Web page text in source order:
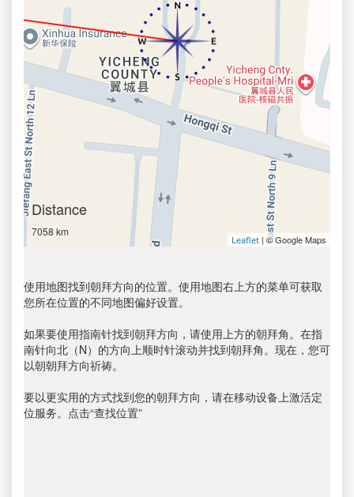
Distance
7058 km
Leaflet | © Google Maps
使用地图找到朝拜方向的位置。使用地图右上方的菜单可获取
您所在位置的不同地图偏好设置。
如果要使用指南针找到朝拜方向，请使用上方的朝拜角。在指
南针向北（N）的方向上顺时针滚动并找到朝拜角。现在，您可
以朝朝拜方向祈祷。
要以更实用的方式找到您的朝拜方向，请在移动设备上激活定
位服务。点击“查找位置”